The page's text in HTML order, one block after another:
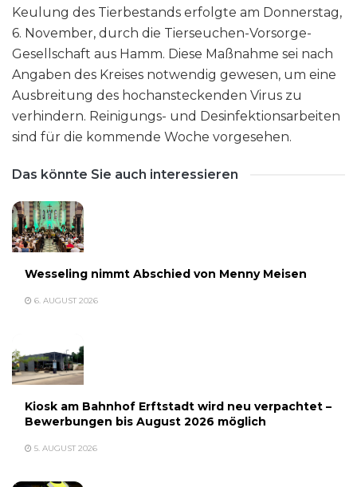
Keulung des Tierbestands erfolgte am Donnerstag,
6. November, durch die Tierseuchen-Vorsorge-
Gesellschaft aus Hamm. Diese Maßnahme sei nach
Angaben des Kreises notwendig gewesen, um eine
Ausbreitung des hochansteckenden Virus zu
verhindern. Reinigungs- und Desinfektionsarbeiten
sind für die kommende Woche vorgesehen.
Das könnte Sie auch interessieren
Wesseling nimmt Abschied von Menny Meisen
6. AUGUST 2026
Kiosk am Bahnhof Erftstadt wird neu verpachtet –
Bewerbungen bis August 2026 möglich
5. AUGUST 2026